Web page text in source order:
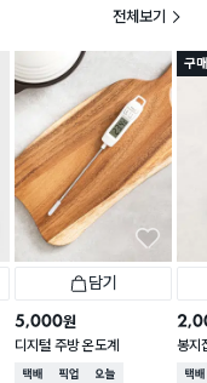
전체보기
담기
5,000원
디지털 주방 온도계
택배배송매장픽업오늘배송
구
봉지
택배